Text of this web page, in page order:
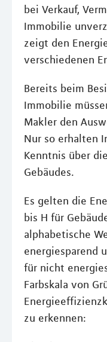
bei Verkauf,
Immobilie
zeigt den
verschiedenen
Bereits beim
Immobilie
Makler den
Nur so erhalten
Kenntnis über
Gebäudes.
Es gelten die
bis H für
alphabetische
energiesparend
für nicht
Farbskala von
zu erkennen: